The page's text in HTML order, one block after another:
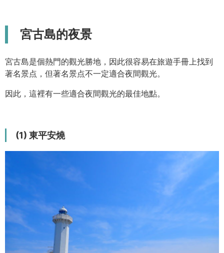
宮古島的夜景
宮古島是個熱門的觀光勝地，因此很容易在旅遊手冊上找到
著名景点，但著名景点不一定適合夜間觀光。
因此，這裡有一些適合夜間觀光的最佳地點。
(1) 東平安燒